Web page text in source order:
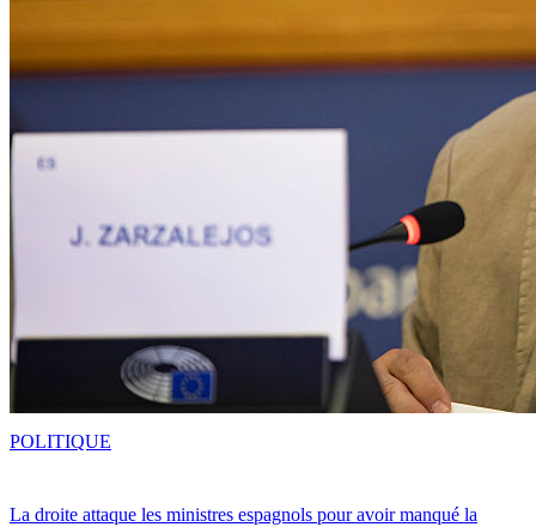
La droite attaque les ministres espagnols pour avoir manqué la
POLITIQUE